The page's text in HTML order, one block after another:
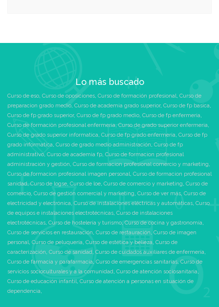
Lo más buscado
Curso de eso, Curso de oposiciones, Curso de formación profesional, Curso de
preparacion grado medio, Curso de academia grado superior, Curso de fp basica,
Curso de fp grado superior, Curso de fp grado medio, Curso de fp enfermeria,
Curso de formación profesional enfermeria,Curso de grado superior enfermeria,
Curso de grado superior informatica, Curso de fp grado enfermeria, Curso de fp
grado informatica, Curso de grado medio administración, Curso de fp
administrativo, Curso de academia fp, Curso de formacion profesional
administración y gestión, Curso de formacion profesional comercio y marketing,
Curso de formacion profesional imagen personal, Curso de formacion profesional
sanidad,Curso de logse, Curso de loe, Curso de comercio y marketing, Curso de
comercio, Curso de gestión comercial y marketing, Curso de ver más, Curso de
electricidad y electrónica, Curso de instalaciones eléctricas y automáticas, Curso
de equipos e instalaciones electrotécnicas, Curso de instalaciones
electrotécnicas, Curso de hostelería y turismo,Curso de cocina y gastronomía,
Curso de servicios en restauración, Curso de restauración, Curso de imagen
personal, Curso de peluquería, Curso de estética y belleza, Curso de
caracterización, Curso de sanidad, Curso de cuidados auxiliares de enfermería,
Curso de farmacia y parafarmacia,Curso de emergencias sanitarias,Curso de
servicios socioculturales y a la comunidad, Curso de atención sociosanitaria,
Curso de educación infantil, Curso de atención a personas en situación de
dependencia,